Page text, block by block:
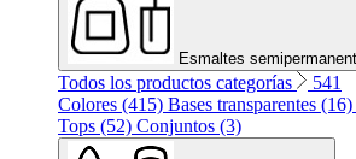
Esmaltes
Todos los productos categorías
541
Colores (415) Bases transparentes (16)
Tops (52) Conjuntos (3)